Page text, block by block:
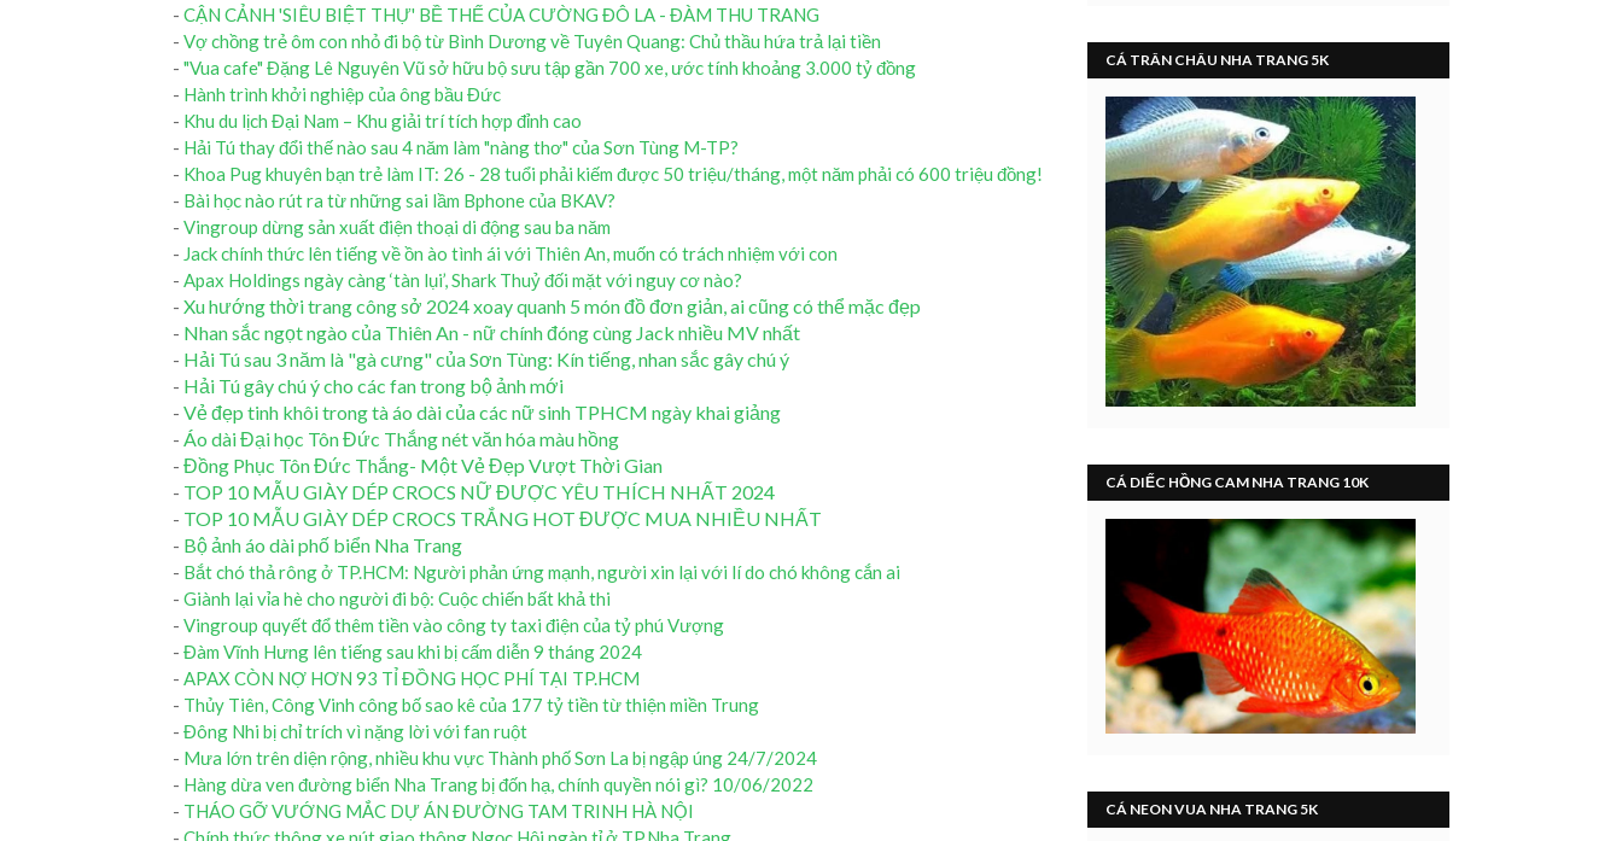
- CẬN CẢNH 'SIÊU BIỆT THỰ' BỀ THẾ CỦA CƯỜNG ĐÔ LA - ĐÀM THU TRANG
- Vợ chồng trẻ ôm con nhỏ đi bộ từ Bình Dương về Tuyên Quang: Chủ thầu hứa trả lại tiền
- "Vua cafe" Đặng Lê Nguyên Vũ sở hữu bộ sưu tập gần 700 xe, ước tính khoảng 3.000 tỷ đồng
- Hành trình khởi nghiệp của ông bầu Đức
- Khu du lịch Đại Nam – Khu giải trí tích hợp đỉnh cao
- Hải Tú thay đổi thế nào sau 4 năm làm "nàng thơ" của Sơn Tùng M-TP?
- Khoa Pug khuyên bạn trẻ làm IT: 26 - 28 tuổi phải kiếm được 50 triệu/tháng, một năm phải có 600 triệu đồng!
- Bài học nào rút ra từ những sai lầm Bphone của BKAV?
- Vingroup dừng sản xuất điện thoại di động sau ba năm
- Jack chính thức lên tiếng về ồn ào tình ái với Thiên An, muốn có trách nhiệm với con
- Apax Holdings ngày càng ‘tàn lụi’, Shark Thuỷ đối mặt với nguy cơ nào?
- Xu hướng thời trang công sở 2024 xoay quanh 5 món đồ đơn giản, ai cũng có thể mặc đẹp
- Nhan sắc ngọt ngào của Thiên An - nữ chính đóng cùng Jack nhiều MV nhất
- Hải Tú sau 3 năm là "gà cưng" của Sơn Tùng: Kín tiếng, nhan sắc gây chú ý
- Hải Tú gây chú ý cho các fan trong bộ ảnh mới
- Vẻ đẹp tinh khôi trong tà áo dài của các nữ sinh TPHCM ngày khai giảng
- Áo dài Đại học Tôn Đức Thắng nét văn hóa màu hồng
- Đồng Phục Tôn Đức Thắng- Một Vẻ Đẹp Vượt Thời Gian
- TOP 10 MẪU GIÀY DÉP CROCS NỮ ĐƯỢC YÊU THÍCH NHẤT 2024
- TOP 10 MẪU GIÀY DÉP CROCS TRẮNG HOT ĐƯỢC MUA NHIỀU NHẤT
- Bộ ảnh áo dài phố biển Nha Trang
- Bắt chó thả rông ở TP.HCM: Người phản ứng mạnh, người xin lại với lí do chó không cắn ai
- Giành lại vỉa hè cho người đi bộ: Cuộc chiến bất khả thi
- Vingroup quyết đổ thêm tiền vào công ty taxi điện của tỷ phú Vượng
- Đàm Vĩnh Hưng lên tiếng sau khi bị cấm diễn 9 tháng 2024
- APAX CÒN NỢ HƠN 93 TỈ ĐỒNG HỌC PHÍ TẠI TP.HCM
- Thủy Tiên, Công Vinh công bố sao kê của 177 tỷ tiền từ thiện miền Trung
- Đông Nhi bị chỉ trích vì nặng lời với fan ruột
- Mưa lớn trên diện rộng, nhiều khu vực Thành phố Sơn La bị ngập úng 24/7/2024
- Hàng dừa ven đường biển Nha Trang bị đốn hạ, chính quyền nói gì? 10/06/2022
- THÁO GỠ VƯỚNG MẮC DỰ ÁN ĐƯỜNG TAM TRINH HÀ NỘI
CÁ TRÂN CHÂU NHA TRANG 5K
CÁ DIẾC HỒNG CAM NHA TRANG 10K
CÁ NEON VUA NHA TRANG 5K